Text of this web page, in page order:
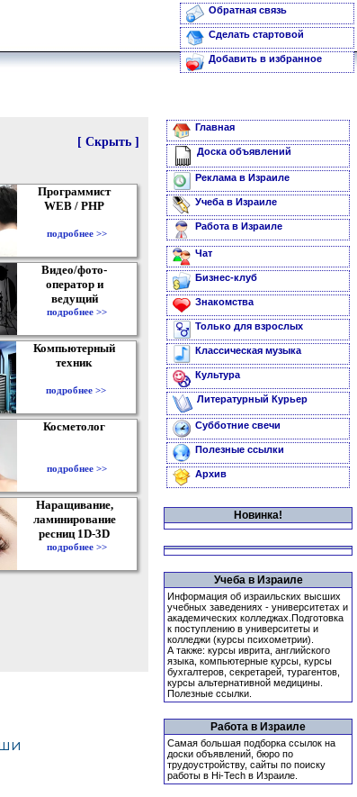
Обратная связь
Сделать стартовой
Добавить в избранное
[ Скрыть ]
Программист
WEB / PHP
подробнее >>
Видео/фото-
оператор и
ведущий
подробнее >>
Компьютерный
техник
подробнее >>
Косметолог
подробнее >>
Наращивание,
ламинирование
ресниц 1D-3D
подробнее >>
Главная
Доска объявлений
Реклама в Израиле
Учеба в Израиле
Работа в Израиле
Чат
Бизнес-клуб
Знакомства
Только для взрослых
Классическая музыка
Культура
Литературный Курьер
Субботние свечи
Полезные ссылки
Архив
Новинка!
Учеба в Израиле
Информация об израильских высших
учебных заведениях - университетах и
академических колледжах.Подготовка
к поступлению в университеты и
колледжи (курсы психометрии).
А также: курсы иврита, английского
языка, компьютерные курсы, курсы
бухгалтеров, секретарей, турагентов,
курсы альтернативной медицины.
Полезные ссылки.
Работа в Израиле
Самая большая подборка ссылок на
доски объявлений, бюро по
трудоустройству, сайты по поиску
работы в Hi-Tech в Израиле.